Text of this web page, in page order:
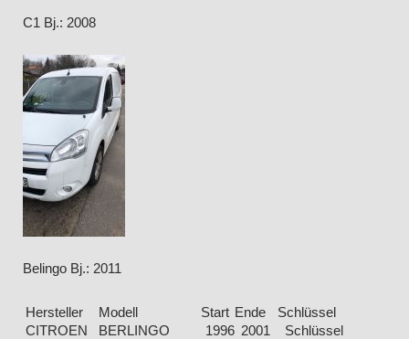
C1 Bj.: 2008
Belingo Bj.: 2011
Hersteller Modell Start Ende Schlüssel
CITROEN
BERLINGO 1996 2001 Schlüssel